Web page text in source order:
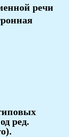
речи
ред.